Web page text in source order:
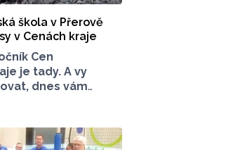
škola v Přerově
v Cenách kraje
Cen
je tady. A vy
dnes vám
prostředí. Toto
škola